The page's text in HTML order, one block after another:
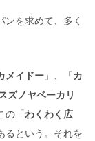
を求めて、多く
メイドー 」、「カ
ズノヤベーカリ
の「わくわく広
るという。それを